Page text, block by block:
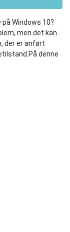
Windows 10?
men det kan
der er anført
På denne